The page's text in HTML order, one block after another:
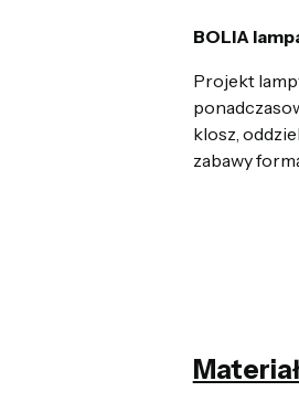
BOLIA
Projekt
klosz,
zabawy